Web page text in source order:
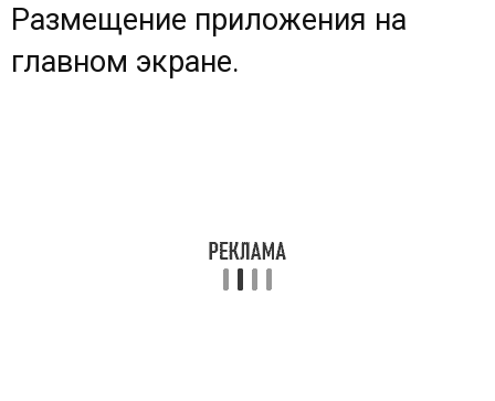
Размещение приложения на
главном экране.